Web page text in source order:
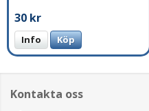
30 kr
Info Köp
Kontakta oss